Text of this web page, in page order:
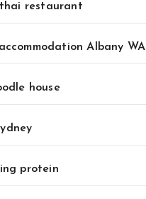
restaurant
Albany WA
house
protein